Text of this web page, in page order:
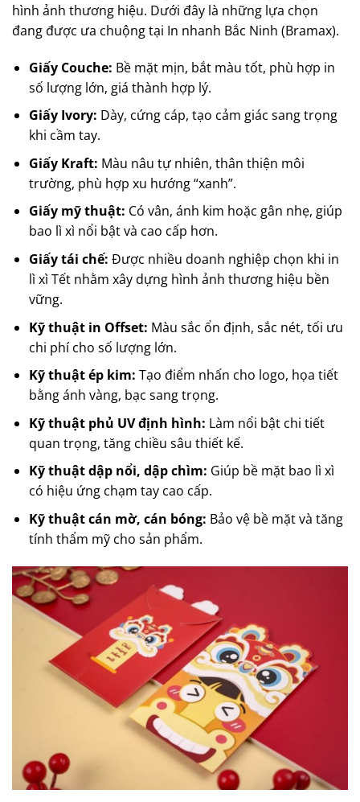
hình ảnh thương hiệu. Dưới đây là những lựa chọn
đang được ưa chuộng tại In nhanh Bắc Ninh (Bramax).
Giấy Couche: Bề mặt mịn, bắt màu tốt, phù hợp in
số lượng lớn, giá thành hợp lý.
Giấy Ivory: Dày, cứng cáp, tạo cảm giác sang trọng
khi cầm tay.
Giấy Kraft: Màu nâu tự nhiên, thân thiện môi
trường, phù hợp xu hướng “xanh”.
Giấy mỹ thuật: Có vân, ánh kim hoặc gân nhẹ, giúp
bao lì xì nổi bật và cao cấp hơn.
Giấy tái chế: Được nhiều doanh nghiệp chọn khi in
lì xì Tết nhằm xây dựng hình ảnh thương hiệu bền
vững.
Kỹ thuật in Offset: Màu sắc ổn định, sắc nét, tối ưu
chi phí cho số lượng lớn.
Kỹ thuật ép kim: Tạo điểm nhấn cho logo, họa tiết
bằng ánh vàng, bạc sang trọng.
Kỹ thuật phủ UV định hình: Làm nổi bật chi tiết
quan trọng, tăng chiều sâu thiết kế.
Kỹ thuật dập nổi, dập chìm: Giúp bề mặt bao lì xì
có hiệu ứng chạm tay cao cấp.
Kỹ thuật cán mờ, cán bóng: Bảo vệ bề mặt và tăng
tính thẩm mỹ cho sản phẩm.